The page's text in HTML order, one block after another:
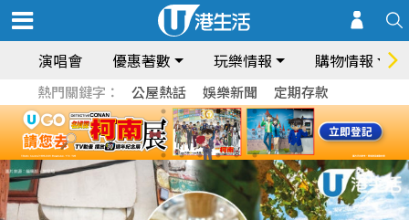
演唱會 優惠著數 玩樂情報 購物情報
熱門關鍵字： 公屋熱話 娛樂新聞 定期存款